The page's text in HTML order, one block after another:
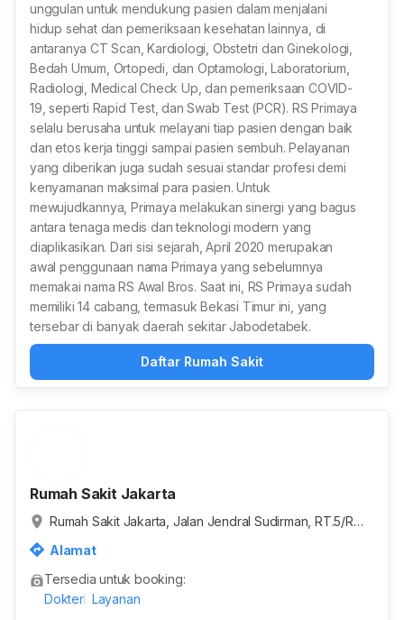
unggulan untuk mendukung pasien dalam menjalani
hidup sehat dan pemeriksaan kesehatan lainnya, di
antaranya CT Scan, Kardiologi, Obstetri dan Ginekologi,
Bedah Umum, Ortopedi, dan Optamologi, Laboratorium,
Radiologi, Medical Check Up, dan pemeriksaan COVID-
19, seperti Rapid Test, dan Swab Test (PCR). RS Primaya
selalu berusaha untuk melayani tiap pasien dengan baik
dan etos kerja tinggi sampai pasien sembuh. Pelayanan
yang diberikan juga sudah sesuai standar profesi demi
kenyamanan maksimal para pasien. Untuk
mewujudkannya, Primaya melakukan sinergi yang bagus
antara tenaga medis dan teknologi modern yang
diaplikasikan. Dari sisi sejarah, April 2020 merupakan
awal penggunaan nama Primaya yang sebelumnya
memakai nama RS Awal Bros. Saat ini, RS Primaya sudah
memiliki 14 cabang, termasuk Bekasi Timur ini, yang
tersebar di banyak daerah sekitar Jabodetabek.
Daftar Rumah Sakit
Rumah Sakit Jakarta
Rumah Sakit Jakarta, Jalan Jendral Sudirman, RT.5/RW.
Alamat
Tersedia untuk booking:
Dokter Layanan